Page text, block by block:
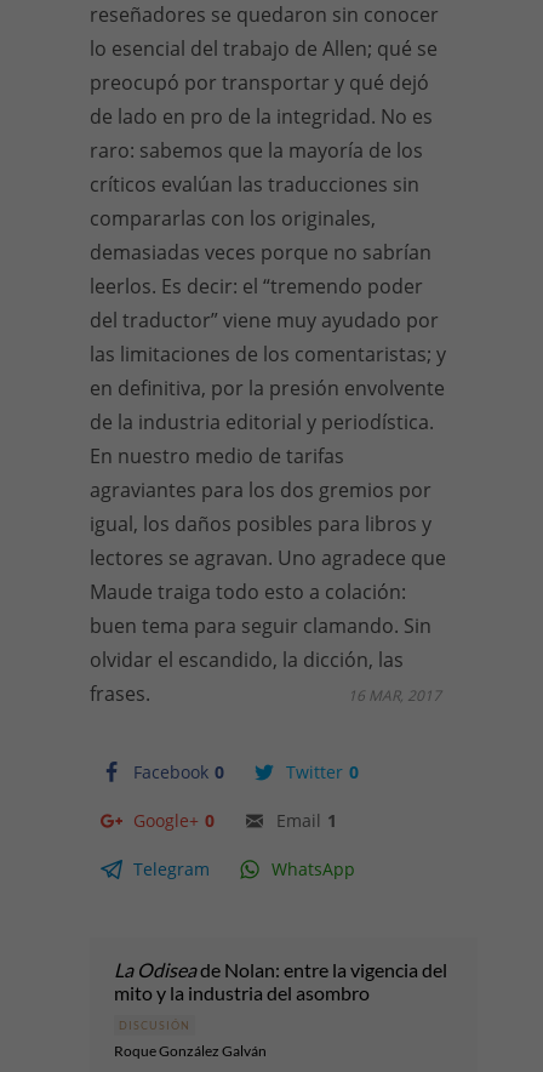
reseñadores se quedaron sin conocer
lo esencial del trabajo de Allen; qué se
preocupó por transportar y qué dejó
de lado en pro de la integridad. No es
raro: sabemos que la mayoría de los
críticos evalúan las traducciones sin
compararlas con los originales,
demasiadas veces porque no sabrían
leerlos. Es decir: el “tremendo poder
del traductor” viene muy ayudado por
las limitaciones de los comentaristas; y
en definitiva, por la presión envolvente
de la industria editorial y periodística.
En nuestro medio de tarifas
agraviantes para los dos gremios por
igual, los daños posibles para libros y
lectores se agravan. Uno agradece que
Maude traiga todo esto a colación:
buen tema para seguir clamando. Sin
olvidar el escandido, la dicción, las
frases.
Facebook 0 Twitter 0
Google+ 0 Email 1
Telegram WhatsApp
16 MAR, 2017
La Odiseade Nolan: entre la vigencia del
mito y la industria del asombro
DISCUSIÓN
Roque González Galván